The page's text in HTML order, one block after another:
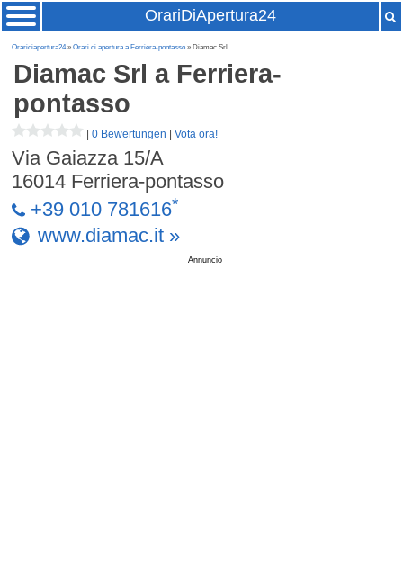
OrariDiApertura24
Oraridiapertura24»Orari di apertura a Ferriera-pontasso » Diamac Srl
Diamac Srl a Ferriera-
pontasso
|0 Bewertungen |Vota ora!
Via Gaiazza 15/A
16014 Ferriera-pontasso
+39 010 781616*
www.diamac.it »
Annuncio